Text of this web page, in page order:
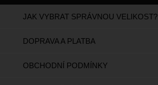
JAK VYBRAT SPRÁVNOU VELIKOST?
DOPRAVA A PLATBA
OBCHODNÍ PODMÍNKY